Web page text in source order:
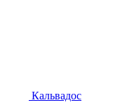
Кальвадос